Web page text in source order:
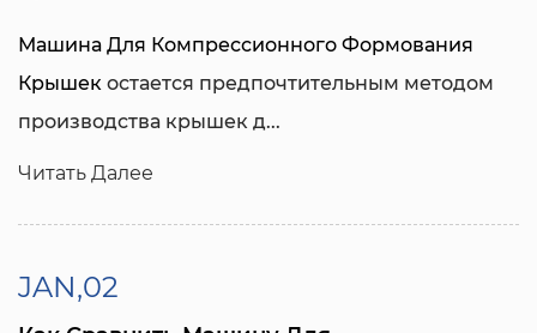
Машина Для Компрессионного Формования
Крышек остается предпочтительным методом
производства крышек д...
Читать Далее
JAN,02